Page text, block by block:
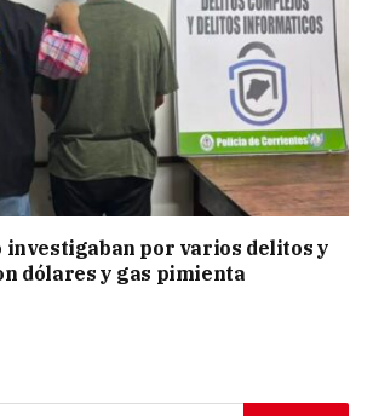
investigaban por varios delitos y
dólares y gas pimienta